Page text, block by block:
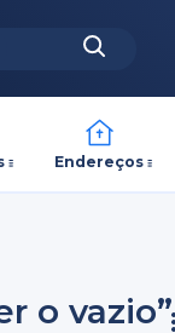
Endereços
o vazio”